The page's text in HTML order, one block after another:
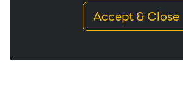
Accept & Close